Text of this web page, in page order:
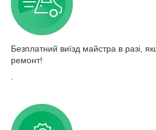
Безплатний виїзд майстра в разі,
ремонт!
.